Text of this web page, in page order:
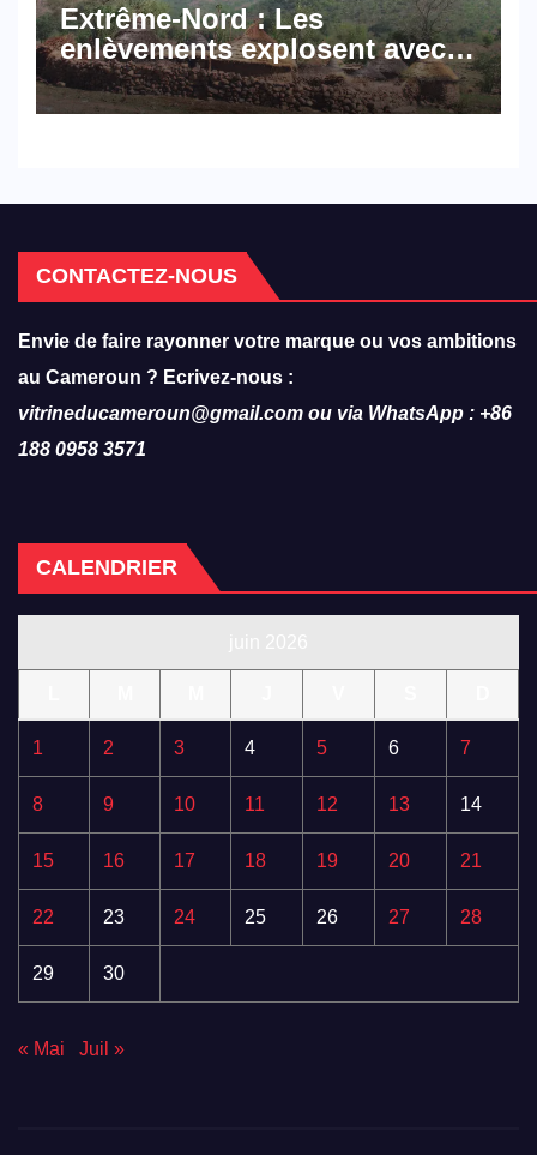
Extrême-Nord : Les
enlèvements explosent avec
308 victimes en trois mois
CONTACTEZ-NOUS
Envie de faire rayonner votre marque ou vos ambitions
au Cameroun ? Ecrivez-nous :
vitrineducameroun@gmail.com ou via WhatsApp : +86
188 0958 3571
CALENDRIER
1 2 3 4 5 6 7
8 9 10 11 12 13 14
15 16 17 18 19 20 21
22 23 24 25 26 27 28
29 30
« Mai Juil »